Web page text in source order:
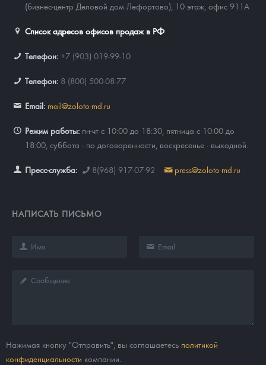
(бизнес-центр Деловой дом Лефортово), 10 этаж, офис 911А
Список адресов офисов продаж в РФ
Телефон: +7 (903) 019-99-10
Телефон: 8 (800) 500-08-77
Email: mail@zoloto-md.ru
Режим работы: пн-чт с 10:00 до 18:30, пятница с 10:00 до
18:00, суббота - по договоренности, воскресенье - выходной.
Пресс-служба: 8(968) 917-07-92 press@zoloto-md.ru
НАПИСАТЬ ПИСЬМО
Нажимая кнопку "Отправить", вы соглашаетесь политикой
конфиденциальности компании.